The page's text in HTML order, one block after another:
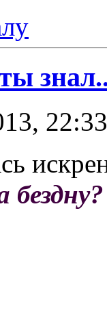
22:33